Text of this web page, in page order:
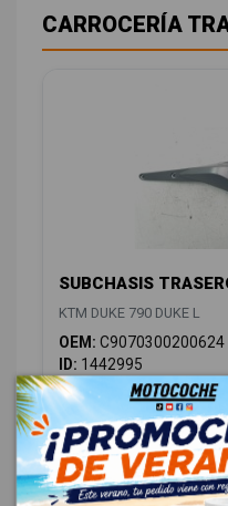
CARROCERÍA
SUBCHASIS
KTM DUKE 790 DUKE L
OEM: C9070300200624
ID: 1442995
148,00 € Sin IVA
179,08 € Con IVA